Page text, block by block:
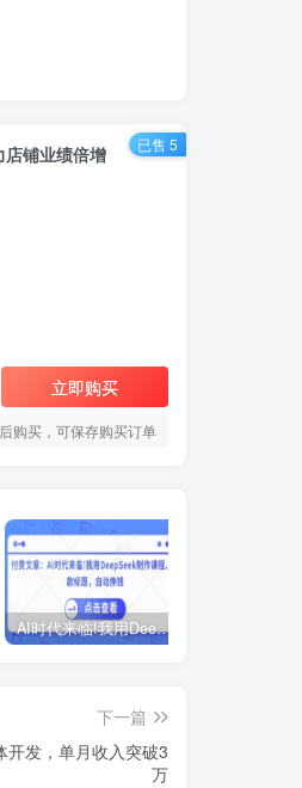
铺业绩倍增
立即购买
购买，可保存购买订单
已售 5
AI时代来临!我用DeepSeek制作课程、爆款标题，自动挣钱
下一篇
开发，单月收入突破3
万